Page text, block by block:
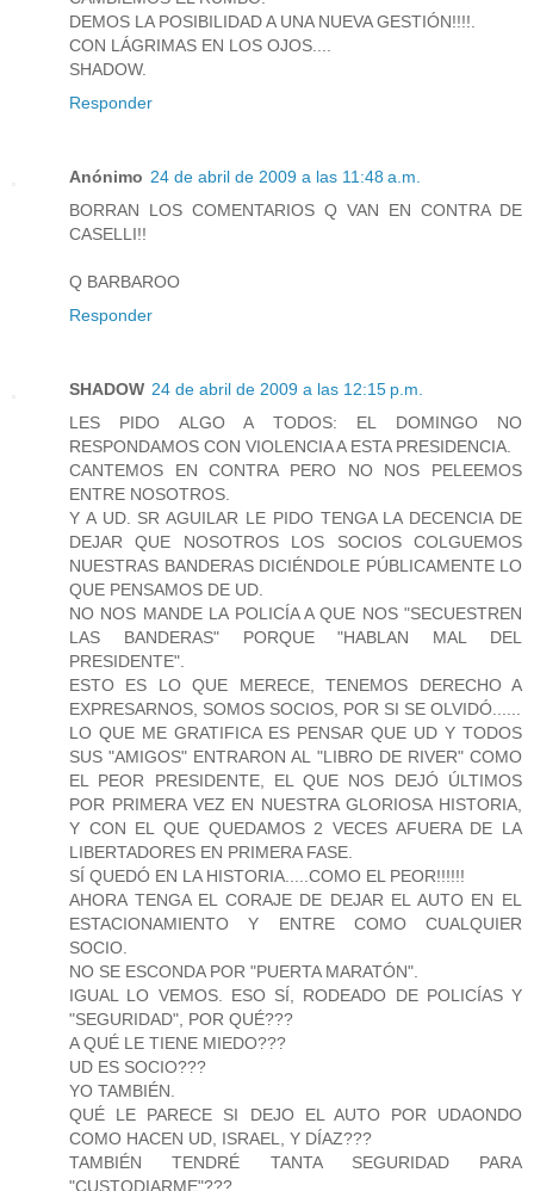
DEMOS LA POSIBILIDAD A UNA NUEVA GESTIÓN!!!!.
CON LÁGRIMAS EN LOS OJOS....
SHADOW.
Responder
Anónimo 24 de abril de 2009 a las 11:48 a.m.
BORRAN LOS COMENTARIOS Q VAN EN CONTRA DE
CASELLI!!
Q BARBAROO
Responder
SHADOW 24 de abril de 2009 a las 12:15 p.m.
LES PIDO ALGO A TODOS: EL DOMINGO NO
RESPONDAMOS CON VIOLENCIA A ESTA PRESIDENCIA.
CANTEMOS EN CONTRA PERO NO NOS PELEEMOS
ENTRE NOSOTROS.
Y A UD. SR AGUILAR LE PIDO TENGA LA DECENCIA DE
DEJAR QUE NOSOTROS LOS SOCIOS COLGUEMOS
NUESTRAS BANDERAS DICIÉNDOLE PÚBLICAMENTE LO
QUE PENSAMOS DE UD.
NO NOS MANDE LA POLICÍA A QUE NOS "SECUESTREN
LAS BANDERAS" PORQUE "HABLAN MAL DEL
PRESIDENTE".
ESTO ES LO QUE MERECE, TENEMOS DERECHO A
EXPRESARNOS, SOMOS SOCIOS, POR SI SE OLVIDÓ......
LO QUE ME GRATIFICA ES PENSAR QUE UD Y TODOS
SUS "AMIGOS" ENTRARON AL "LIBRO DE RIVER" COMO
EL PEOR PRESIDENTE, EL QUE NOS DEJÓ ÚLTIMOS
POR PRIMERA VEZ EN NUESTRA GLORIOSA HISTORIA,
Y CON EL QUE QUEDAMOS 2 VECES AFUERA DE LA
LIBERTADORES EN PRIMERA FASE.
SÍ QUEDÓ EN LA HISTORIA.....COMO EL PEOR!!!!!!
AHORA TENGA EL CORAJE DE DEJAR EL AUTO EN EL
ESTACIONAMIENTO Y ENTRE COMO CUALQUIER
SOCIO.
NO SE ESCONDA POR "PUERTA MARATÓN".
IGUAL LO VEMOS. ESO SÍ, RODEADO DE POLICÍAS Y
"SEGURIDAD", POR QUÉ???
A QUÉ LE TIENE MIEDO???
UD ES SOCIO???
YO TAMBIÉN.
QUÉ LE PARECE SI DEJO EL AUTO POR UDAONDO
COMO HACEN UD, ISRAEL, Y DÍAZ???
TAMBIÉN TENDRÉ TANTA SEGURIDAD PARA
"CUSTODIARME"???